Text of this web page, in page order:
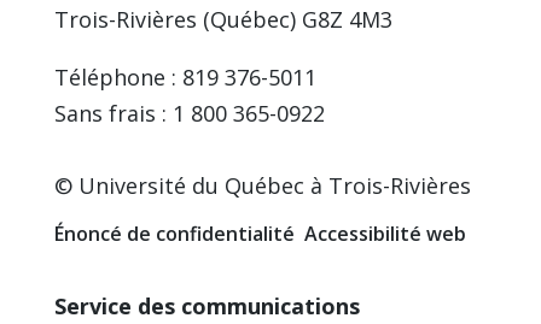
Trois-Rivières (Québec) G8Z 4M3
Téléphone : 819 376-5011
Sans frais : 1 800 365-0922
© Université du Québec à Trois-Rivières
Énoncé de confidentialité Accessibilité web
Service des communications